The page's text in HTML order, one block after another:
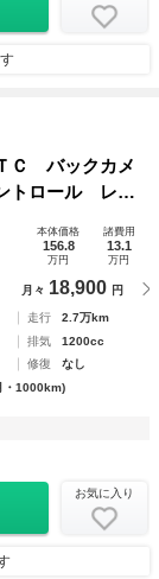
バックカメ
トロール レー
ド・片側電
本体価格
156.8
万円
諸費用
13.1
万円
月々 18,900 円
走行
2.7万km
排気
1200cc
修復
なし
・1000km)
お気に入り